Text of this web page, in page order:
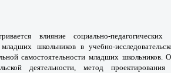
влияние социально-
младших школьников в учебно-
самостоятельности младших школьников.
деятельности, метод